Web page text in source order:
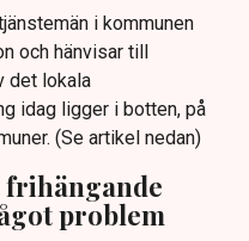
i kommunen
och hänvisar till
det lokala
idag ligger i botten, på
(Se artikel nedan)
frihängande
problem